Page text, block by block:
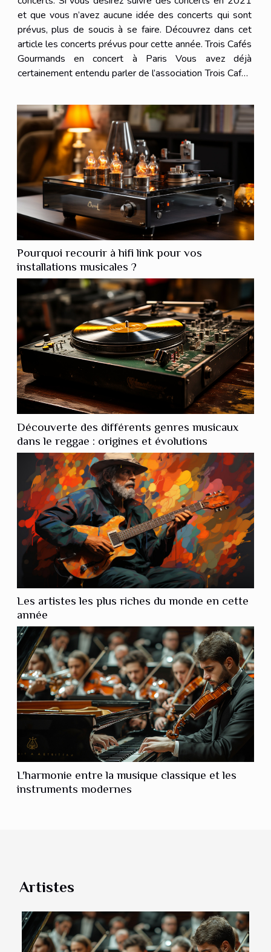
et que vous n’avez aucune idée des concerts qui sont
prévus, plus de soucis à se faire. Découvrez dans cet
article les concerts prévus pour cette année. Trois Cafés
Gourmands en concert à Paris Vous avez déjà
certainement entendu parler de l’association Trois Cafés
le monde...
Pourquoi recourir à hifi link pour vos
installations musicales ?
Découverte des différents genres musicaux
dans le reggae : origines et évolutions
Les artistes les plus riches du monde en cette
année
L'harmonie entre la musique classique et les
instruments modernes
Artistes